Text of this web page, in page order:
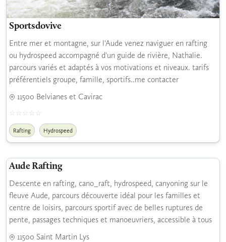
Sportsdovive
Entre mer et montagne, sur l'Aude venez naviguer en rafting
ou hydrospeed accompagné d'un guide de rivière, Nathalie.
parcours variés et adaptés à vos motivations et niveaux. tarifs
préférentiels groupe, famille, sportifs..me contacter
11500 Belvianes et Cavirac
Rafting Hydrospeed
Aude Rafting
Descente en rafting, cano_raft, hydrospeed, canyoning sur le
fleuve Aude, parcours découverte idéal pour les familles et
centre de loisirs, parcours sportif avec de belles ruptures de
pente, passages techniques et manoeuvriers, accessible à tous
11500 Saint Martin Lys